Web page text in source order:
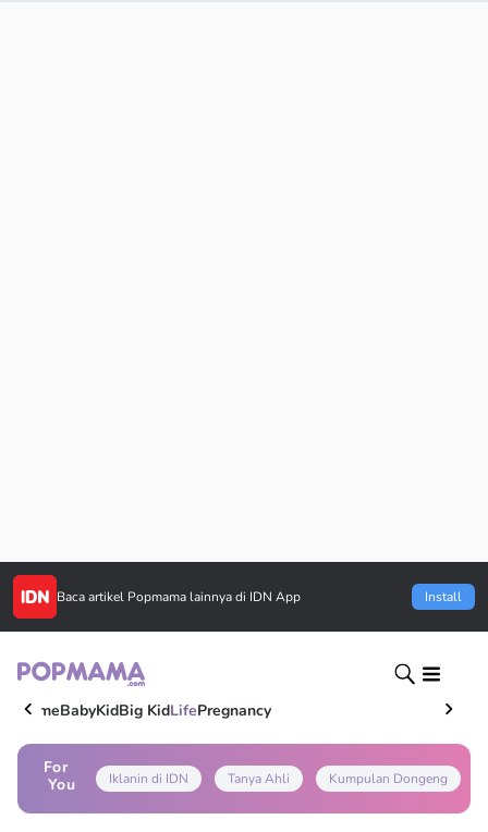
Baca artikel Popmama lainnya di IDN App Install
HomeBabyKidBig KidLifePregnancy
For
You
Iklanin di IDN Tanya Ahli Kumpulan Dongeng